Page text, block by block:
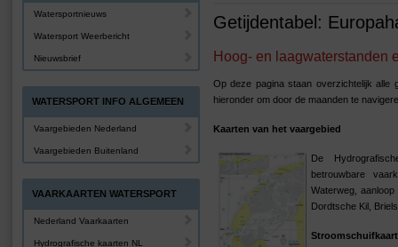
Getijdentabel:
Hoog- en laagwaterstanden
Op deze pagina staan overzichtelijk alle
hieronder om door de maanden te
Kaarten van het vaargebied
De
betrouwbare
Waterweg,
Dordtsche Kil,
Stroomschuifkaart
Watersportnieuws
Watersport Weerbericht
Nieuwsbrief
WATERSPORT INFO ALGEMEEN
Vaargebieden Nederland
Vaargebieden Buitenland
VAARKAARTEN WATERSPORT
Nederland Vaarkaarten
Hydrografische kaarten NL